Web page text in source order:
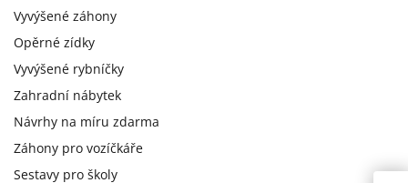
Vyvýšené záhony
Opěrné zídky
Vyvýšené rybníčky
Zahradní nábytek
Návrhy na míru zdarma
Záhony pro vozíčkáře
Sestavy pro školy